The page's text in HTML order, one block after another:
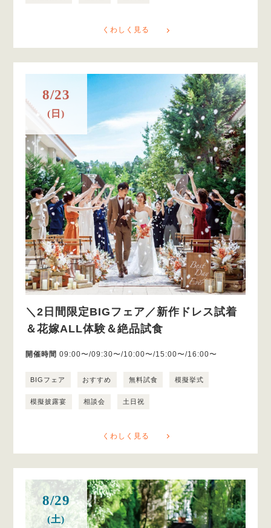
くわしく見る
8/23
(日)
＼2日間限定BIGフェア／新作ドレス試着
＆花嫁ALL体験＆絶品試食
開催時間 09:00〜/09:30〜/10:00〜/15:00〜/16:00〜
BIGフェア おすすめ 無料試食 模擬挙式
模擬披露宴 相談会 土日祝
くわしく見る
8/29
(土)